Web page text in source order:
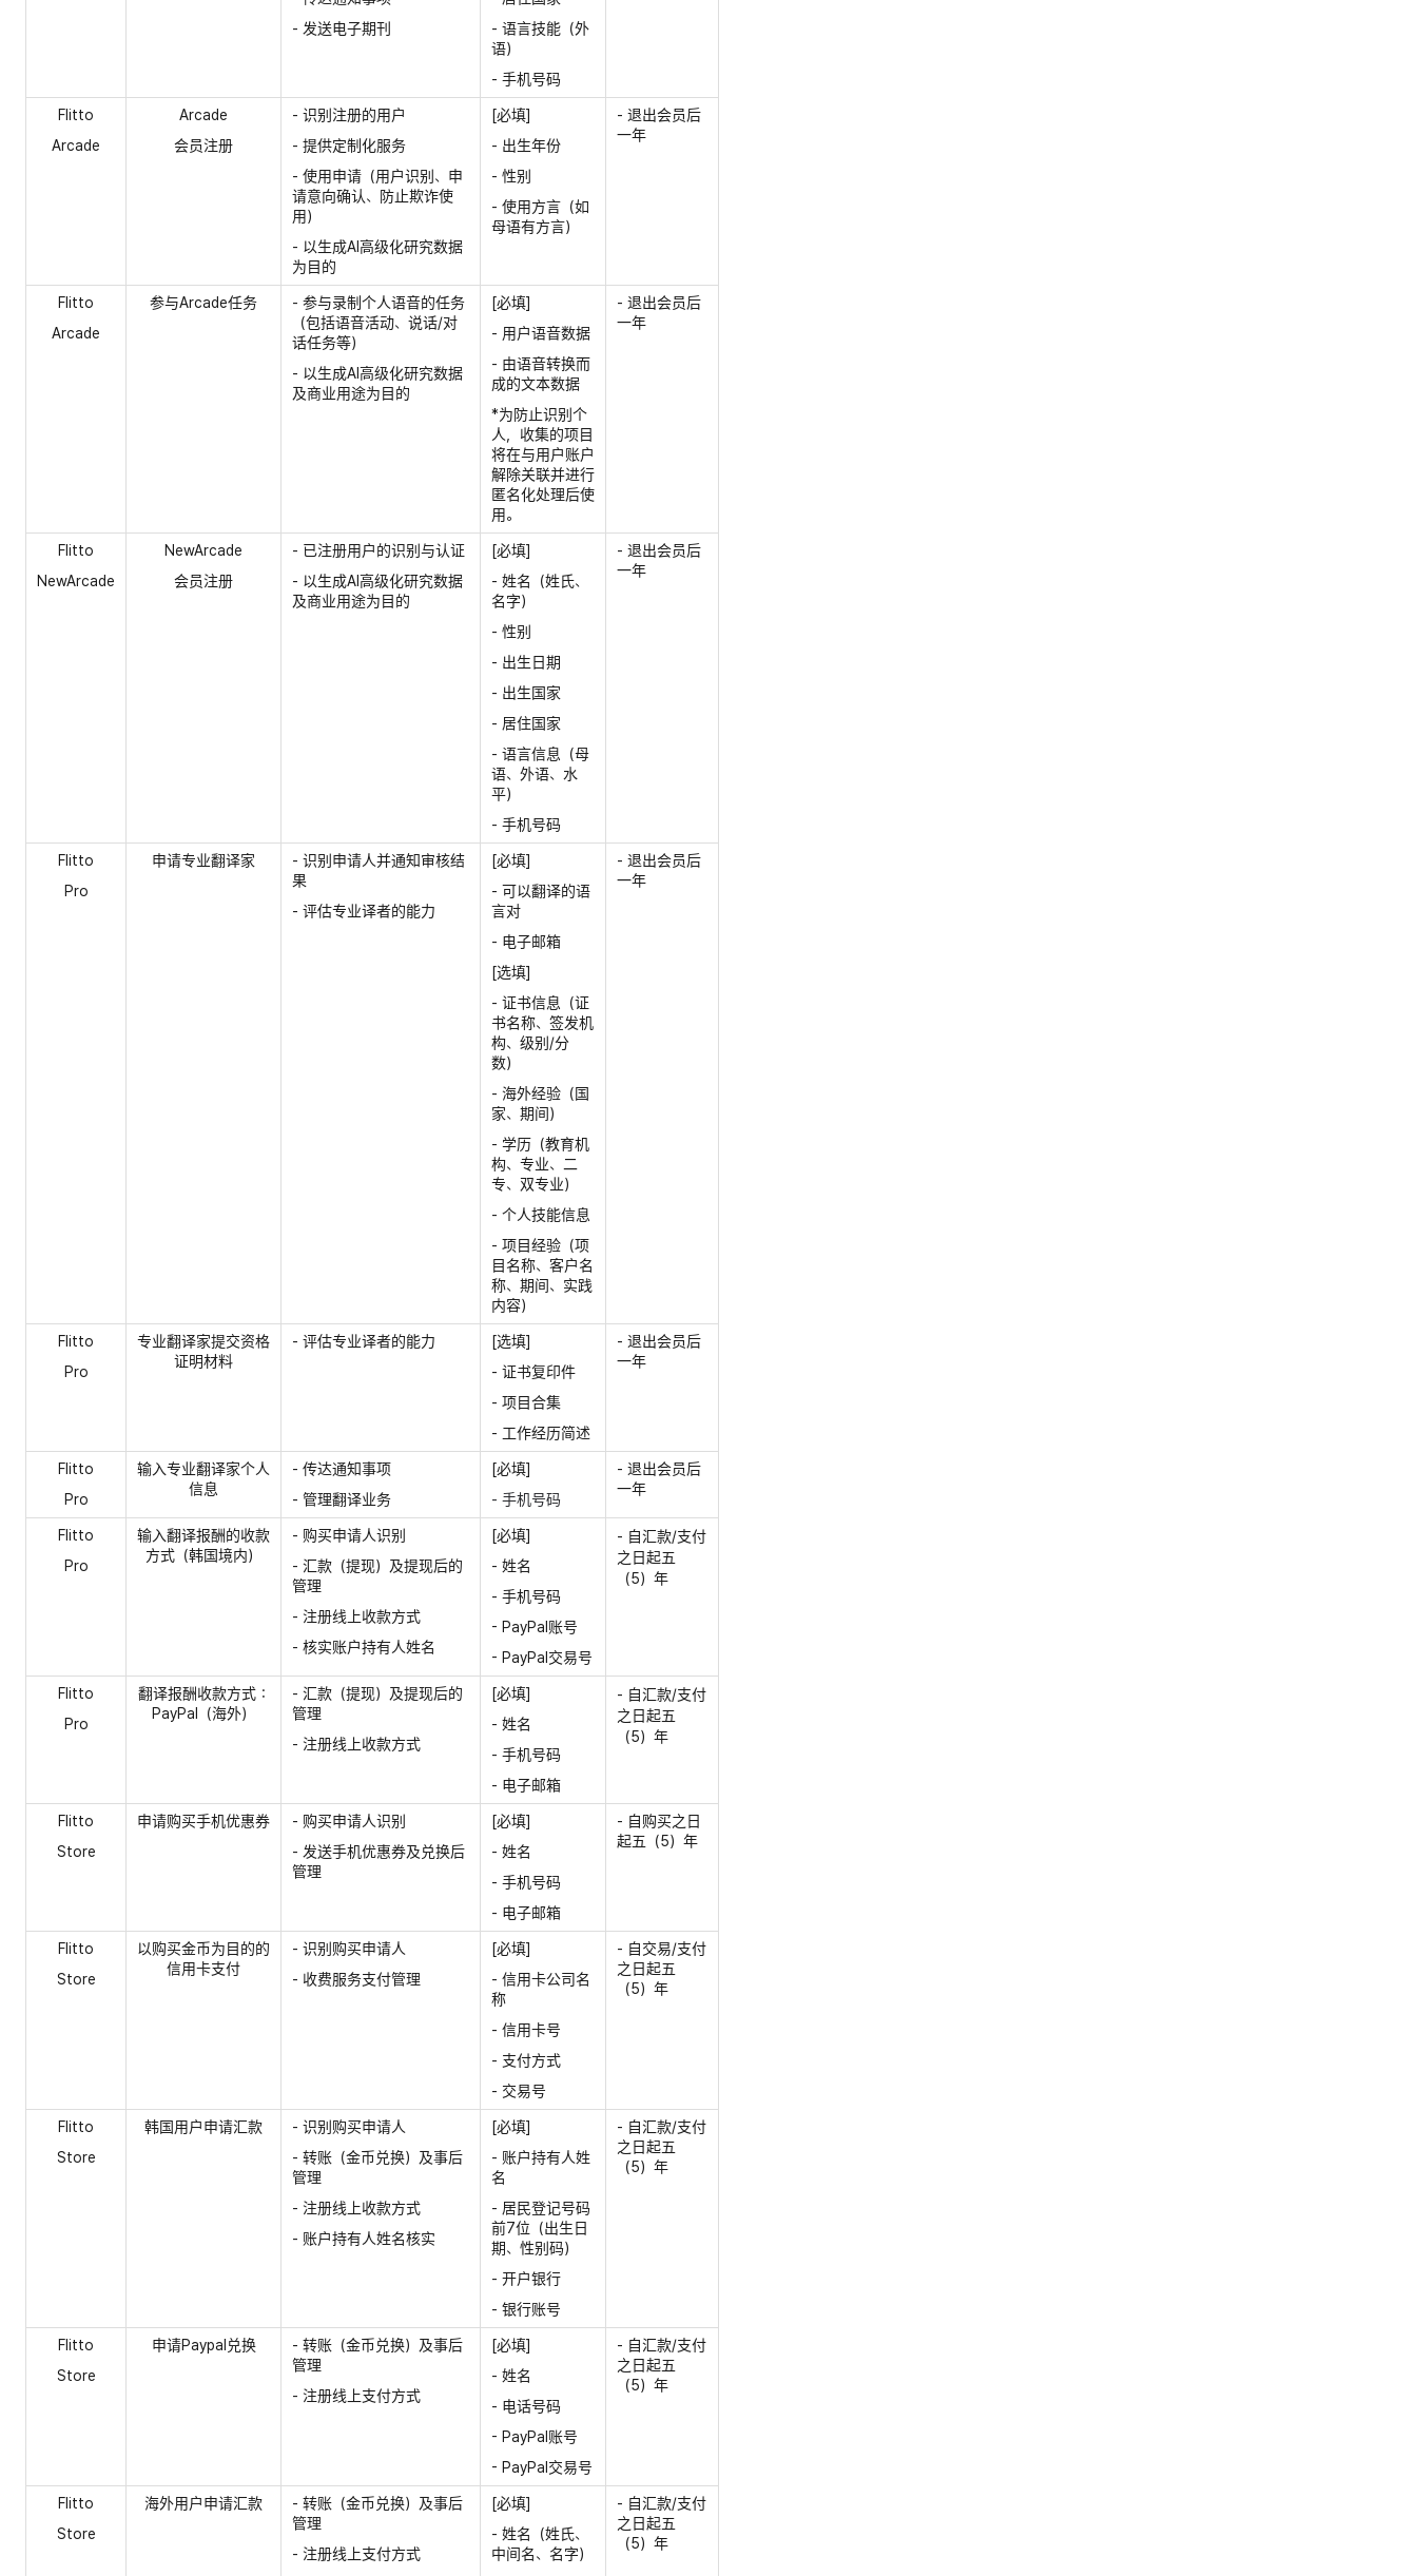
- 发送电子期刊
- 语言技能（外
语）
- 手机号码
Flitto
Arcade
Arcade
会员注册
- 识别注册的用户
- 提供定制化服务
- 使用申请（用户识别、申
请意向确认、防止欺诈使
用）
- 以生成AI高级化研究数据
为目的
[必填]
- 出生年份
- 性别
- 使用方言（如
母语有方言）
- 退出会员后
一年
Flitto
Arcade
参与Arcade任务
- 参与录制个人语音的任务
（包括语音活动、说话/对
话任务等）
- 以生成AI高级化研究数据
及商业用途为目的
[必填]
- 用户语音数据
- 由语音转换而
成的文本数据
*为防止识别个
人，收集的项目
将在与用户账户
解除关联并进行
匿名化处理后使
用。
- 退出会员后
一年
Flitto
NewArcade
NewArcade
会员注册
- 已注册用户的识别与认证
- 以生成AI高级化研究数据
及商业用途为目的
[必填]
- 姓名（姓氏、
名字）
- 性别
- 出生日期
- 出生国家
- 居住国家
- 语言信息（母
语、外语、水
平）
- 手机号码
- 退出会员后
一年
Flitto
Pro
申请专业翻译家
- 识别申请人并通知审核结
果
- 评估专业译者的能力
[必填]
- 可以翻译的语
言对
- 电子邮箱
[选填]
- 证书信息（证
书名称、签发机
构、级别/分
数）
- 海外经验（国
家、期间）
- 学历（教育机
构、专业、二
专、双专业）
- 个人技能信息
- 项目经验（项
目名称、客户名
称、期间、实践
内容）
- 退出会员后
一年
Flitto
Pro
专业翻译家提交资格
证明材料
- 评估专业译者的能力
[选填]
- 证书复印件
- 项目合集
- 工作经历简述
- 退出会员后
一年
Flitto
Pro
输入专业翻译家个人
信息
- 传达通知事项
- 管理翻译业务
[必填]
- 手机号码
- 退出会员后
一年
Flitto
Pro
输入翻译报酬的收款
方式（韩国境内）
- 购买申请人识别
- 汇款（提现）及提现后的
管理
- 注册线上收款方式
- 核实账户持有人姓名
[必填]
- 姓名
- 手机号码
- PayPal账号
- PayPal交易号
- 自汇款/支付
之日起五
（5）年
Flitto
Pro
翻译报酬收款方式：
PayPal（海外）
- 汇款（提现）及提现后的
管理
- 注册线上收款方式
[必填]
- 姓名
- 手机号码
- 电子邮箱
- 自汇款/支付
之日起五
（5）年
Flitto
Store
申请购买手机优惠券
- 购买申请人识别
- 发送手机优惠券及兑换后
管理
[必填]
- 姓名
- 手机号码
- 电子邮箱
- 自购买之日
起五（5）年
Flitto
Store
以购买金币为目的的
信用卡支付
- 识别购买申请人
- 收费服务支付管理
[必填]
- 信用卡公司名
称
- 信用卡号
- 支付方式
- 交易号
- 自交易/支付
之日起五
（5）年
Flitto
Store
韩国用户申请汇款
- 识别购买申请人
- 转账（金币兑换）及事后
管理
- 注册线上收款方式
- 账户持有人姓名核实
[必填]
- 账户持有人姓
名
- 居民登记号码
前7位（出生日
期、性别码）
- 开户银行
- 银行账号
- 自汇款/支付
之日起五
（5）年
Flitto
Store
申请Paypal兑换
- 转账（金币兑换）及事后
管理
- 注册线上支付方式
[必填]
- 姓名
- 电话号码
- PayPal账号
- PayPal交易号
- 自汇款/支付
之日起五
（5）年
Flitto
Store
海外用户申请汇款
- 转账（金币兑换）及事后
管理
- 注册线上支付方式
[必填]
- 姓名（姓氏、
中间名、名字）
- 自汇款/支付
之日起五
（5）年